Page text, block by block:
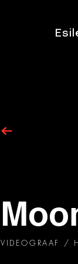
VIDEOGRAAF /